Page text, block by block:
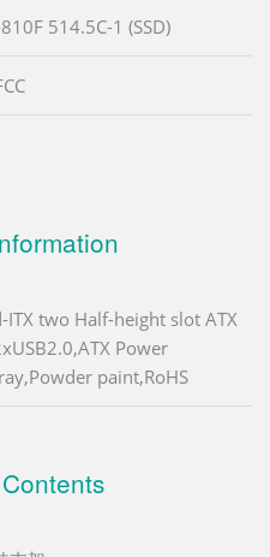
514.5C-1 (SSD)
ITX two Half-height slot ATX
Power
paint,RoHS